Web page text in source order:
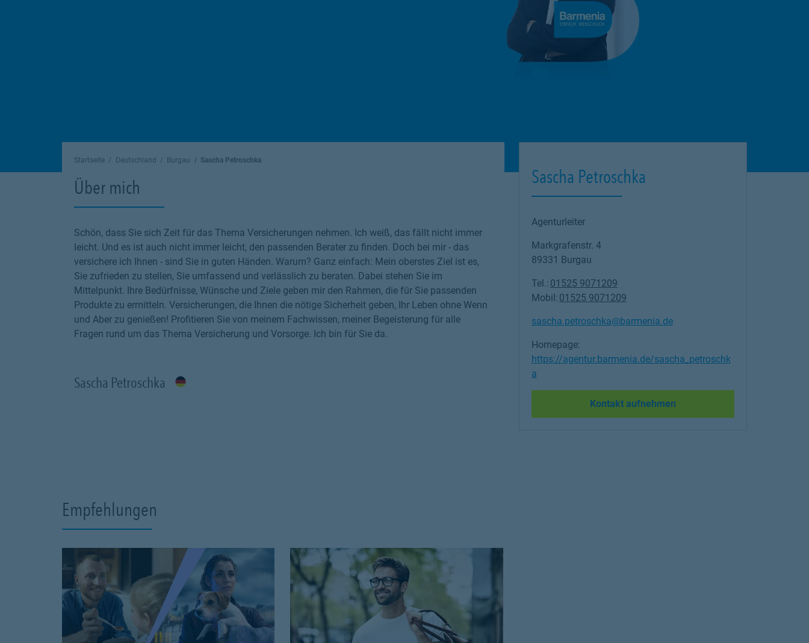
Startseite Deutschland Burgau Sascha Petroschka
Über mich
Schön, dass Sie sich Zeit für das Thema Versicherungen nehmen. Ich weiß, das fällt nicht immer
leicht. Und es ist auch nicht immer leicht, den passenden Berater zu finden. Doch bei mir - das
versichere ich Ihnen - sind Sie in guten Händen. Warum? Ganz einfach: Mein oberstes Ziel ist es,
Sie zufrieden zu stellen, Sie umfassend und verlässlich zu beraten. Dabei stehen Sie im
Mittelpunkt. Ihre Bedürfnisse, Wünsche und Ziele geben mir den Rahmen, die für Sie passenden
Produkte zu ermitteln. Versicherungen, die Ihnen die nötige Sicherheit geben, Ihr Leben ohne Wenn
und Aber zu genießen! Profitieren Sie von meinem Fachwissen, meiner Begeisterung für alle
Fragen rund um das Thema Versicherung und Vorsorge. Ich bin für Sie da.
Sascha Petroschka
Sascha Petroschka
Agenturleiter
Markgrafenstr. 4
89331 Burgau
Tel.: 01525 9071209
Mobil: 01525 9071209
sascha.petroschka@barmenia.de
Homepage:
https://agentur.barmenia.de/sascha_petroschk
a
Kontakt aufnehmenLink Opens in New Tab
Empfehlungen